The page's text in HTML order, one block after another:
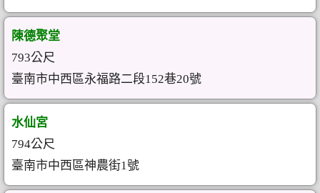
陳德聚堂
793公尺
臺南市中西區永福路二段152巷20號
水仙宮
794公尺
臺南市中西區神農街1號